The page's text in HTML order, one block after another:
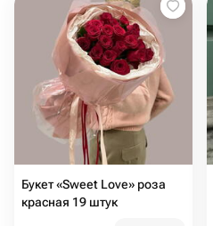
Букет «Sweet Love»️ роза
красная 19 штук